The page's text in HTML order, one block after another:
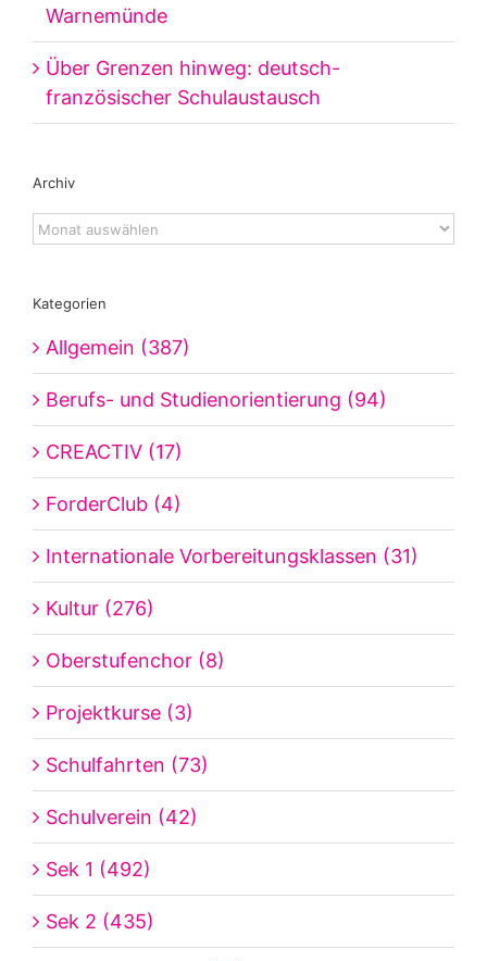
Warnemünde
Über Grenzen hinweg: deutsch-
französischer Schulaustausch
Archiv
Archiv
Kategorien
Allgemein (387)
Berufs- und Studienorientierung (94)
CREACTIV (17)
ForderClub (4)
Internationale Vorbereitungsklassen (31)
Kultur (276)
Oberstufenchor (8)
Projektkurse (3)
Schulfahrten (73)
Schulverein (42)
Sek 1 (492)
Sek 2 (435)